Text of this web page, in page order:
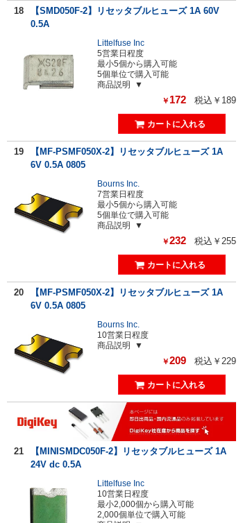
18
【SMD050F-2】リセッタブルヒューズ 1A 60V
0.5A
Littelfuse Inc
5営業日程度
最小5個から購入可能
5個単位で購入可能
商品説明
￥ 172 税込￥189
19
【MF-PSMF050X-2】リセッタブルヒューズ 1A
6V 0.5A 0805
Bourns Inc.
7営業日程度
最小5個から購入可能
5個単位で購入可能
商品説明
￥232 税込￥255
20
【MF-PSMF050X-2】リセッタブルヒューズ 1A
6V 0.5A 0805
Bourns Inc.
10営業日程度
商品説明
￥209 税込￥229
21
【MINISMDC050F-2】リセッタブルヒューズ 1A
24V dc 0.5A
Littelfuse Inc
10営業日程度
最小2,000個から購入可能
2,000個単位で購入可能